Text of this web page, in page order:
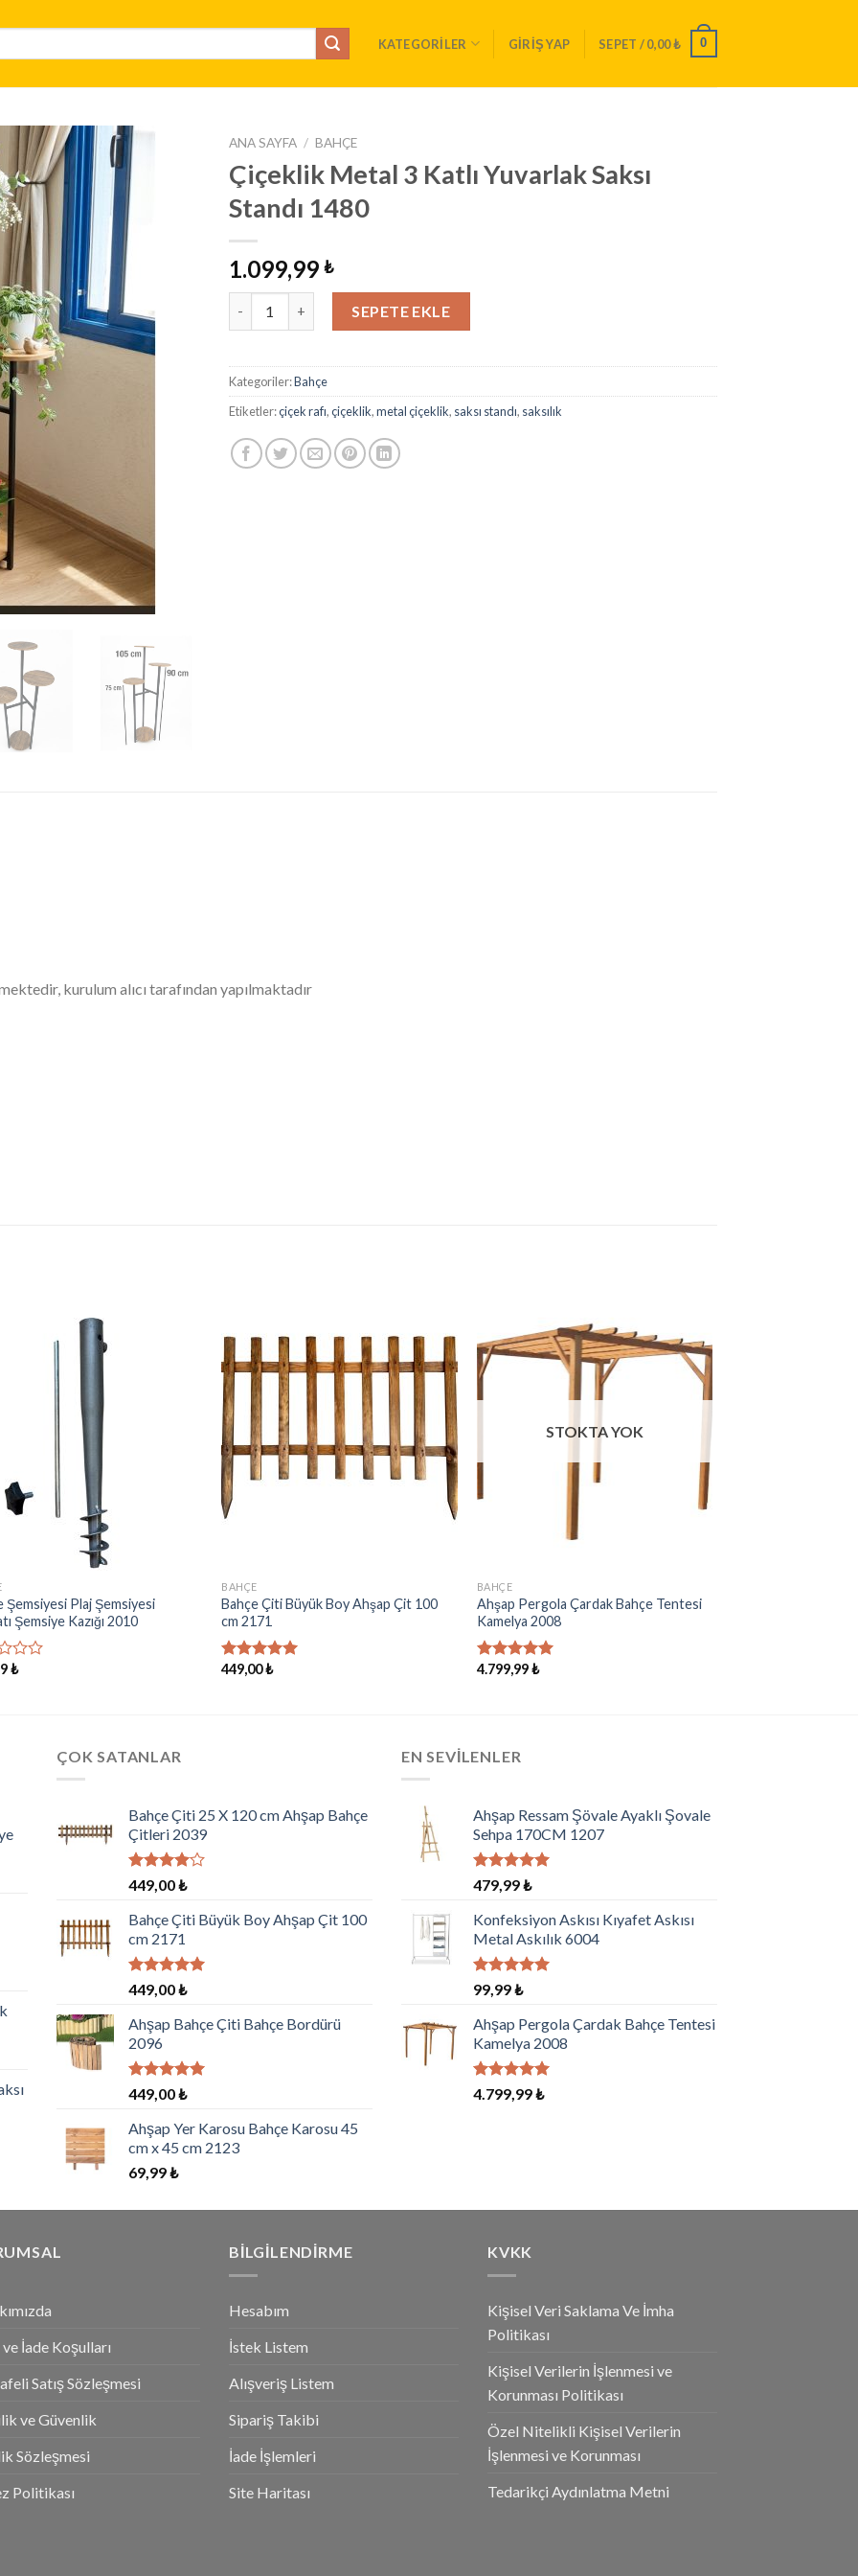
KATEGORILER GIRIŞ YAP SEPET /0,00₺ 0
ANA SAYFA / BAHÇE
Çiçeklik Metal 3 Katlı Yuvarlak Saksı
Standı 1480
1.099,99 ₺
SEPETE EKLE
Kategoriler:Bahçe
Etiketler:çiçek rafı,çiçeklik,metal çiçeklik, saksı standı, saksılık
kurulum alıcı tarafından yapılmaktadır
Şemsiyesi Plaj Şemsiyesi
Şemsiye Kazığı 2010
₺
İstek
Listeme
Ekle
BAHÇE
Bahçe Çiti Büyük Boy Ahşap Çit 100
cm 2171
5 üzerinden
449,00₺
İstek
Listeme
Ekle
STOKTA YOK
BAHÇE
Ahşap Pergola Çardak Bahçe Tentesi
Kamelya 2008
5 üzerinden
4.799,99₺
ÇOK SATANLAR
Bahçe Çiti 25 X 120 cm Ahşap Bahçe
Çitleri 2039
5
üzerinden
4.00
oy
aldı
449,00₺
Bahçe Çiti Büyük Boy Ahşap Çit 100
cm 2171
5 üzerinden
5.00oy
aldı
449,00₺
Ahşap Bahçe Çiti Bahçe Bordürü
2096
5 üzerinden
5.00oy
aldı
449,00₺
Ahşap Yer Karosu Bahçe Karosu 45
cm x 45 cm 2123
69,99₺
EN SEVILENLER
Ahşap Ressam Şövale Ayaklı Şovale
Sehpa 170CM 1207
5 üzerinden
5.00oy
aldı
479,99₺
Konfeksiyon Askısı Kıyafet Askısı
Metal Askılık 6004
5 üzerinden
5.00
aldı
99,99₺
Ahşap Pergola Çardak Bahçe Tentesi
Kamelya 2008
5 üzerinden
oy
4.799,99₺
İade Koşulları
Satış Sözleşmesi
ve Güvenlik
Sözleşmesi
Politikası
BILGILENDIRME
Hesabım
İstek Listem
Alışveriş Listem
Sipariş Takibi
İade İşlemleri
Site Haritası
KVKK
Kişisel Veri Saklama Ve İmha
Politikası
Kişisel Verilerin İşlenmesi ve
Korunması Politikası
Özel Nitelikli Kişisel Verilerin
İşlenmesi ve Korunması
Tedarikçi Aydınlatma Metni